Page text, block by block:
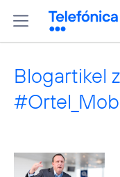
Blogartikel